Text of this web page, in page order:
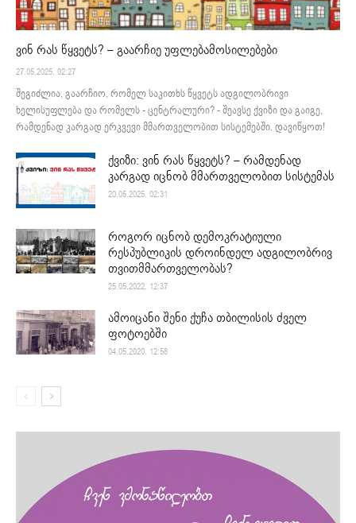
ვინ რას წყვეტს? – გაარჩიე უფლებამოსილებები
27.05.2025. 02:27
შეგიძლია, გაარჩიო, რომელ საკითხს წყვეტს ადგილობრივი
ხელისუფლება და რომელს - ცენტრალური? - შეავსე ქვიზი და გაიგე,
რამდენად კარგად ერკვევი მმართველობით სისტემებში. დავიწყოთ!
ქვიზი: ვინ რას წყვეტს? – რამდენად
კარგად იცნობ მმართველობით სისტემას
20.05.2025. 02:31
როგორ იცნობ დემოკრატიული
რესპუბლიკის დროინდელ ადგილობრივ
თვითმმართველობას?
25.05.2022. 12:37
ამოიცანი შენი ქუჩა თბილისის ძველ
ფოტოებში
04.05.2020. 12:58